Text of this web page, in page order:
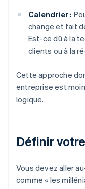
Calendrier :
change et fait
Est-ce dû à la
clients ou à la
Cette approche
entreprise est
logique.
Définir
Vous devez aller
comme « les